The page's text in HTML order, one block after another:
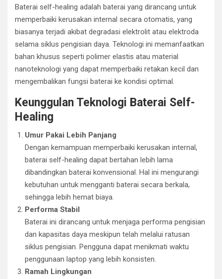
Baterai self-healing adalah baterai yang dirancang untuk
memperbaiki kerusakan internal secara otomatis, yang
biasanya terjadi akibat degradasi elektrolit atau elektroda
selama siklus pengisian daya. Teknologi ini memanfaatkan
bahan khusus seperti polimer elastis atau material
nanoteknologi yang dapat memperbaiki retakan kecil dan
mengembalikan fungsi baterai ke kondisi optimal.
Keunggulan Teknologi Baterai Self-
Healing
Umur Pakai Lebih Panjang
Dengan kemampuan memperbaiki kerusakan internal,
baterai self-healing dapat bertahan lebih lama
dibandingkan baterai konvensional. Hal ini mengurangi
kebutuhan untuk mengganti baterai secara berkala,
sehingga lebih hemat biaya.
Performa Stabil
Baterai ini dirancang untuk menjaga performa pengisian
dan kapasitas daya meskipun telah melalui ratusan
siklus pengisian. Pengguna dapat menikmati waktu
penggunaan laptop yang lebih konsisten.
Ramah Lingkungan